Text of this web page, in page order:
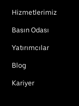
Hizmetlerimiz
Basın Odası
Yatırımcılar
Blog
Kariyer